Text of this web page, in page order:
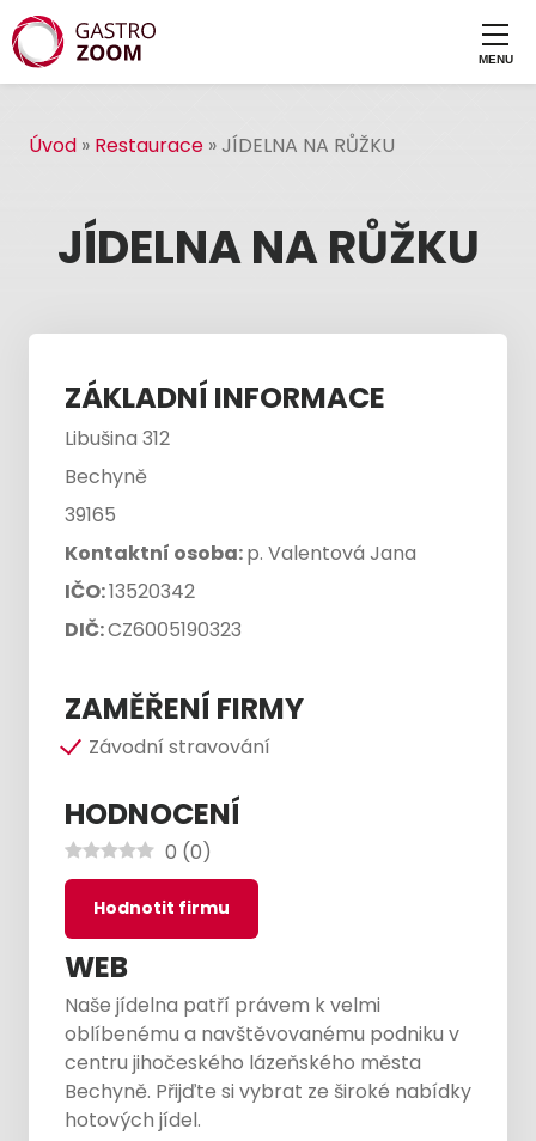
Úvod » Restaurace »JÍDELNA NA RŮŽKU
JÍDELNA NA RŮŽKU
ZÁKLADNÍ INFORMACE
Libušina 312
Bechyně
39165
Kontaktní osoba:p. Valentová Jana
IČO:13520342
DIČ:CZ6005190323
ZAMĚŘENÍ FIRMY
Závodní stravování
HODNOCENÍ
0 (0)
Hodnotit firmu
WEB
Naše jídelna patří právem k velmi
oblíbenému a navštěvovanému podniku v
centru jihočeského lázeňského města
Bechyně. Přijďte si vybrat ze široké nabídky
hotových jídel.